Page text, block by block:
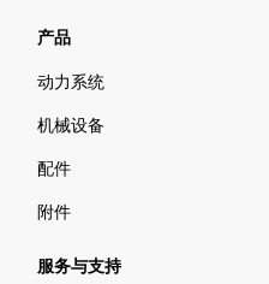
产品
动力系统
机械设备
配件
附件
服务与支持